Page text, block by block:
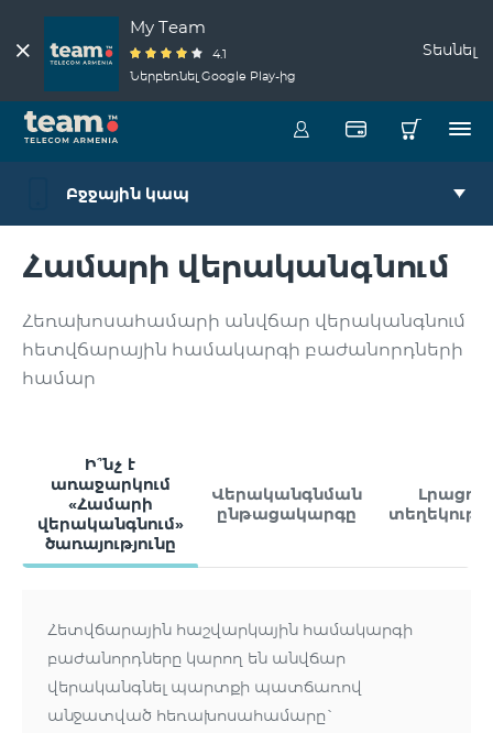
My Team
4.1
Ներբեռնել Google Play-ից
Տեսնել
Բջջային կապ
Համարի վերականգնում
Հեռախոսահամարի անվճար վերականգնում
հետվճարային համակարգի բաժանորդների
համար
Ի՞նչ է
առաջարկում
«Համարի
վերականգնում»
ծառայությունը
Վերականգնման
ընթացակարգը
Հետվճարային հաշվարկային համակարգի
բաժանորդները կարող են անվճար
վերականգնել պարտքի պատճառով
անջատված հեռախոսահամարը`